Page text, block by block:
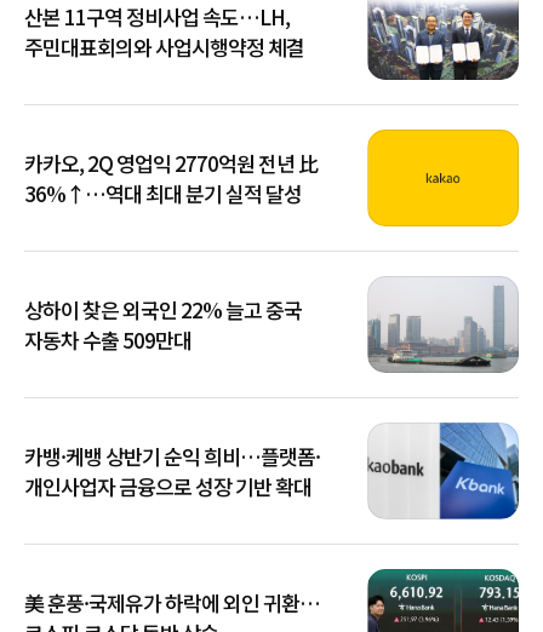
산본 11구역 정비사업 속도…LH,
주민대표회의와 사업시행약정 체결
카카오, 2Q 영업익 2770억원 전년 比
36%↑…역대 최대 분기 실적 달성
상하이 찾은 외국인 22% 늘고 중국
자동차 수출 509만대
카뱅·케뱅 상반기 순익 희비…플랫폼·
개인사업자 금융으로 성장 기반 확대
美 훈풍·국제유가 하락에 외인 귀환…